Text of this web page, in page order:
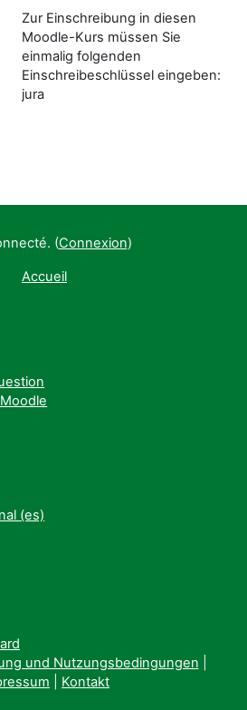
Zur Einschreibung in diesen
Moodle-Kurs müssen Sie
einmalig folgenden
Einschreibeschlüssel eingeben:
jura
(Connexion)
Accueil
‎(es)‎
und Nutzungsbedingungen
Kontakt